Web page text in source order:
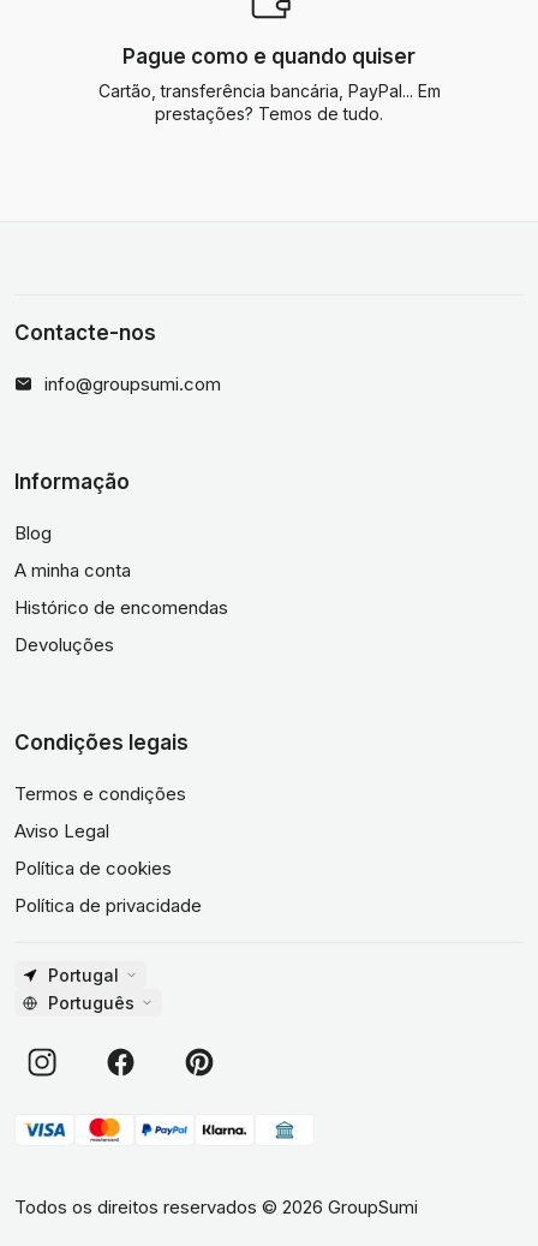
Pague como e quando quiser
Cartão, transferência bancária, PayPal... Em
prestações? Temos de tudo.
Contacte-nos
info@groupsumi.com
Informação
Blog
A minha conta
Histórico de encomendas
Devoluções
Condições legais
Termos e condições
Aviso Legal
Política de cookies
Política de privacidade
Portugal
Português
Todos os direitos reservados © 2026 GroupSumi